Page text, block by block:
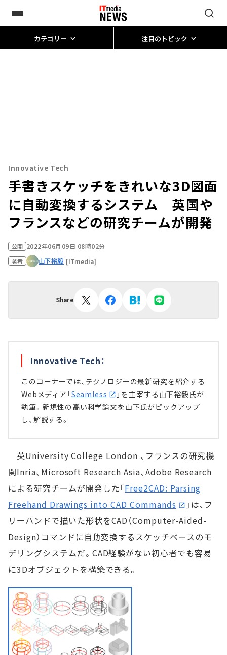
カテゴリー 注目のトピック
Innovative Tech
手書きスケッチをきれいな3D図面
に自動変換するシステム 英国や
フランスなどの研究チームが開発
公開 2022年06月09日 08時02分
著者 山下裕毅 [ITmedia]
Share
Innovative Tech：
このコーナーでは、テクノロジーの最新研究を紹介する
Webメディア「Seamless
」を主宰する山下裕毅氏が
執筆。新規性の高い科学論文を山下氏がピックアップ
し、解説する。
英University College London 、フランスの研究機
関Inria、Microsoft Research Asia、Adobe Research
による研究チームが開発した「Free2CAD: Parsing
Freehand Drawings into CAD Commands
」は、フ
リーハンドで描いた形状をCAD（Computer-Aided-
Design）コマンドに自動変換するスケッチベースのモ
デリングシステムだ。CAD経験がない初心者でも容易
に3Dオブジェクトを構築できる。